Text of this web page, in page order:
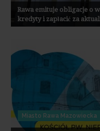
Rawa emituje obligacje o
kredyty i zapłacić za
Miasto Rawa Mazowiecka